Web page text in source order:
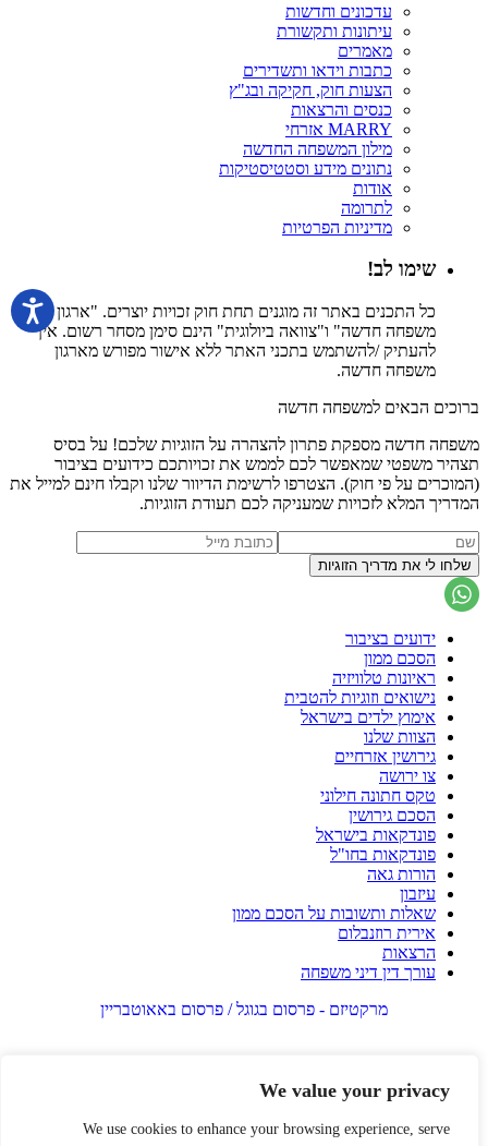
We value your privacy
We use cookies to enhance your browsing experience, serve
עדכונים וחדשות
עיתונות ותקשורת
מאמרים
כתבות וידאו ותשדירים
הצעות חוק, חקיקה ובג"ץ
כנסים והרצאות
MARRY אזרחי
מילון המשפחה החדשה
נתונים מידע וסטטיסטיקות
אודות
לתרומה
מדיניות הפרטיות
שימו לב!
כל התכנים באתר זה מוגנים תחת חוק זכויות יוצרים. "ארגון
משפחה חדשה" ו"צוואה ביולוגית" הינם סימן מסחר רשום. אין
להעתיק /להשתמש בתכני האתר ללא אישור מפורש מארגון
משפחה חדשה.
ברוכים הבאים למשפחה חדשה
משפחה חדשה מספקת פתרון להצהרה על הזוגיות שלכם! על בסיס
תצהיר משפטי שמאפשר לכם לממש את זכויותכם כידועים בציבור
(המוכרים על פי חוק). הצטרפו לרשימת הדיוור שלנו וקבלו חינם למייל את
המדריך המלא לזכויות שמעניקה לכם תעודת הזוגיות.
ידועים בציבור
הסכם ממון
ראיונות טלוויזיה
נישואים וזוגיות להטבית
אימוץ ילדים בישראל
הצוות שלנו
גירושין אזרחיים
צו ירושה
טקס חתונה חילוני
הסכם גירושין
פונדקאות בישראל
פונדקאות בחו"ל
הורות גאה
עיזבון
שאלות ותשובות על הסכם ממון
אירית רוזנבלום
הרצאות
עורך דין דיני משפחה
מרקטיזם - פרסום בגוגל / פרסום באאוטבריין